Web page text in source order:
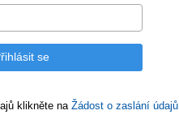
klikněte na Žádost o zaslání údajů.